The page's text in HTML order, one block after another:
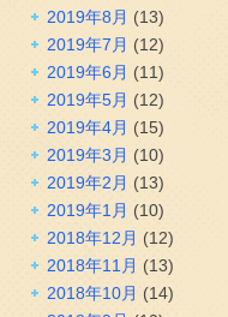
2019年8月 (13)
2019年7月 (12)
2019年6月 (11)
2019年5月 (12)
2019年4月 (15)
2019年3月 (10)
2019年2月 (13)
2019年1月 (10)
2018年12月 (12)
2018年11月 (13)
2018年10月 (14)